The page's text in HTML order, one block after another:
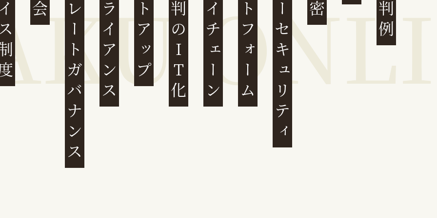
コーポレートガバナンス サイバーセキュリティ